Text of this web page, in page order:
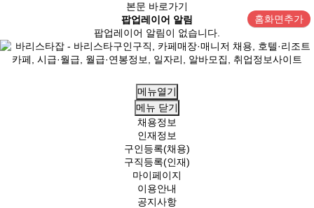
본문 바로가기
팝업레이어 알림
팝업레이어 알림이 없습니다.
홈화면추가
메뉴열기
메뉴 닫기
채용정보
인재정보
구인등록(채용)
구직등록(인재)
마이페이지
이용안내
공지사항